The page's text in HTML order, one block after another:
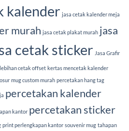
kalender jasa cetak kalender meja
murah jasa cetak plakat murah jasa
cetak sticker Jasa Grafir
cetak offset kertas mencetak kalender
mug custom murah percetakan hang tag
percetakan kalender
kantor percetakan sticker
print perlengkapan kantor souvenir mug tahapan